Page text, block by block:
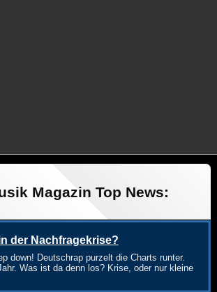
Magazin Top News:
der Nachfragekrise?
down! Deutschrap purzelt die Charts runter.
Was ist da denn los? Krise, oder nur kleine